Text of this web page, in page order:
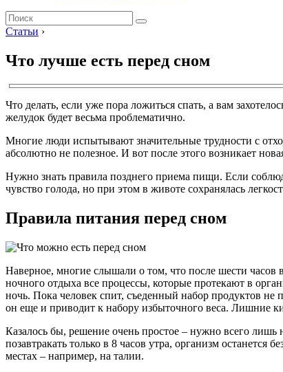
Статьи ›
Что лучше есть перед сном
Что делать, если уже пора ложиться спать, а вам
желудок будет весьма проблематично.
Многие люди испытывают значительные трудности с
абсолютно не полезное. И вот после этого возникает
Нужно знать правила позднего приема пищи. Если
чувство голода, но при этом в животе сохранялась
Правила питания перед сном
Наверное, многие слышали о том, что после шести часов
ночного отдыха все процессы, которые протекают в
ночь. Пока человек спит, съеденный набор продуктов не
он еще и приводит к набору избыточного веса. Лишние
Казалось бы, решение очень простое – нужно всего лишь
позавтракать только в 8 часов утра, организм
местах – например, на талии.